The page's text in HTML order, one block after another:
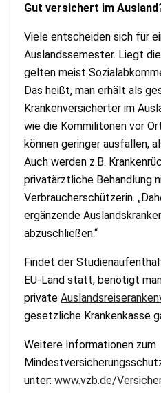
Gut versichert im
Viele entscheiden sich für
Auslandssemester. Liegt
gelten meist
Das heißt, man erhält als
Krankenversicherter im
wie die Kommilitonen vor
können geringer ausfallen,
Auch werden z.B.
privatärztliche Behandlung
Verbraucherschützerin.
ergänzende
abzuschließen.“
Findet der
EU-Land statt, benötigt
private
gesetzliche Krankenkasse
Weitere Informationen zum
unter: www.vzb.de/